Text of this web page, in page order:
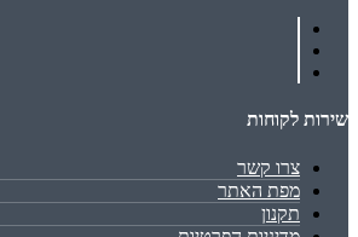
שירות לקוחות
צרו קשר
מפת האתר
תקנון